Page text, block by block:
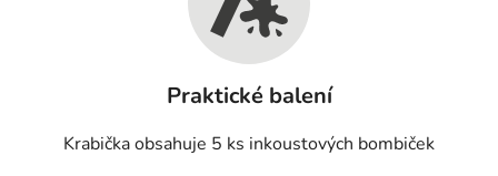
Praktické balení
Krabička obsahuje 5 ks inkoustových bombiček